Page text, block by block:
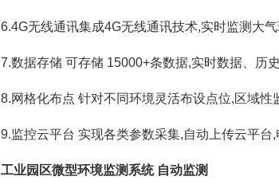
6.4G无线通讯集成4G无线通讯技术,实时监测大
7.数据存储 可存储 15000+条数据,实时数据、历
8.网格化布点 针对不同环境灵活布设点位,区域
9.监控云平台 实现各类参数采集,自动上传云平台
工业园区微型环境监测系统 自动监测